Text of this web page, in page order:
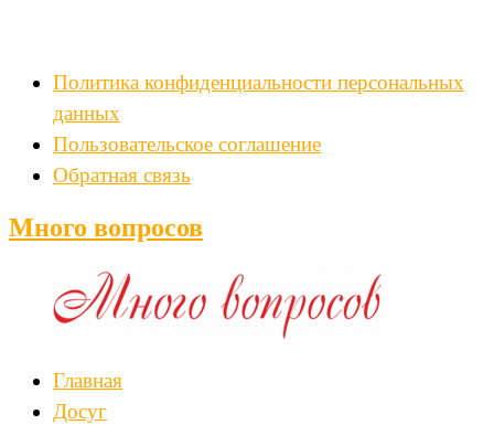
Политика конфиденциальности персональных
данных
Пользовательское соглашение
Обратная связь
Много вопросов
Главная
Досуг